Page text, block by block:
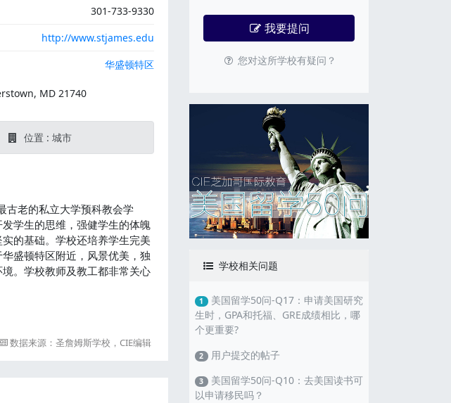
301-733-9330
http://www.stjames.edu
华盛顿特区
MD 21740
位置 : 城市
古老的私立大学预科教会学
学生的思维，强健学生的体魄
的基础。学校还培养学生完美
盛顿特区附近，风景优美，独
。学校教师及教工都非常关心
数据来源：圣詹姆斯学校，CIE编辑
我要提问
您对这所学校有疑问？
学校相关问题
1 美国留学50问-Q17：申请美国研究
生时，GPA和托福、GRE成绩相比，哪
个更重要?
2 用户提交的帖子
3 美国留学50问-Q10：去美国读书可
以申请移民吗？